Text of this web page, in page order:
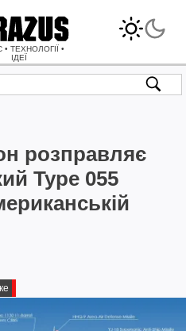
• ТЕХНОЛОГІЇ •
ІДЕЇ
розправляє
Type 055